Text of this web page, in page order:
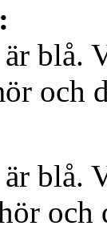
blå.
och
blå.
och